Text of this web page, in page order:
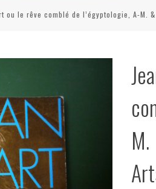
ou le rêve comblé de l’égyptologie, A-M.